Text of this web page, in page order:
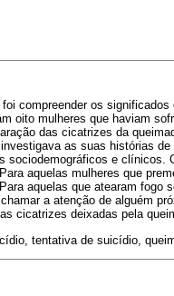
compreender os
oito mulheres que haviam
das cicatrizes da
as suas histórias
sociodemográficos e clínicos.
aquelas mulheres que
aquelas que atearam fogo
a atenção de alguém
cicatrizes deixadas pela
tentativa de suicídio,